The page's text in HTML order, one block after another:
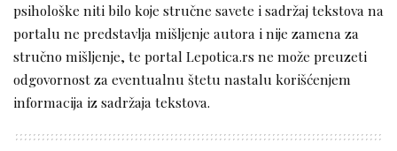
psihološke niti bilo koje stručne savete i sadržaj tekstova na
portalu ne predstavlja mišljenje autora i nije zamena za
stručno mišljenje, te portal Lepotica.rs ne može preuzeti
odgovornost za eventualnu štetu nastalu korišćenjem
informacija iz sadržaja tekstova.